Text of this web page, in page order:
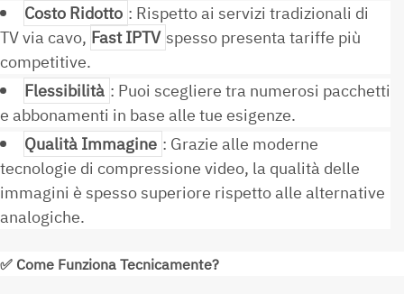
Costo Ridotto : Rispetto ai servizi tradizionali di
TV via cavo, Fast IPTV spesso presenta tariffe più
competitive.
Flessibilità : Puoi scegliere tra numerosi pacchetti
e abbonamenti in base alle tue esigenze.
Qualità Immagine : Grazie alle moderne
tecnologie di compressione video, la qualità delle
immagini è spesso superiore rispetto alle alternative
analogiche.
✅ Come Funziona Tecnicamente?